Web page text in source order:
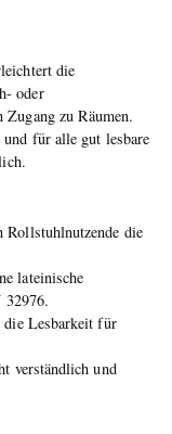
die
oder
zu Räumen.
für alle gut lesbare
Rollstuhlnutzende die
lateinische
Lesbarkeit für
verständlich und